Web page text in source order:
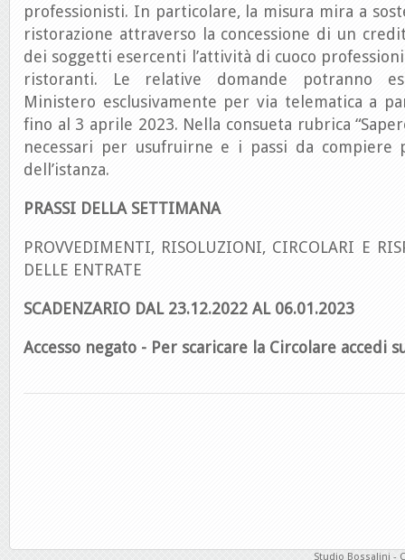
professionisti. In particolare, la misura mira a
ristorazione attraverso la concessione di un
dei soggetti esercenti l’attività di cuoco
ristoranti. Le relative domande potranno
Ministero esclusivamente per via telematica a
fino al 3 aprile 2023. Nella consueta rubrica
necessari per usufruirne e i passi da compiere
dell’istanza.
PRASSI DELLA SETTIMANA
PROVVEDIMENTI, RISOLUZIONI, CIRCOLARI E
DELLE ENTRATE
SCADENZARIO DAL 23.12.2022 AL 06.01.2023
Accesso negato - Per scaricare la Circolare accedi
Studio Bossalini -